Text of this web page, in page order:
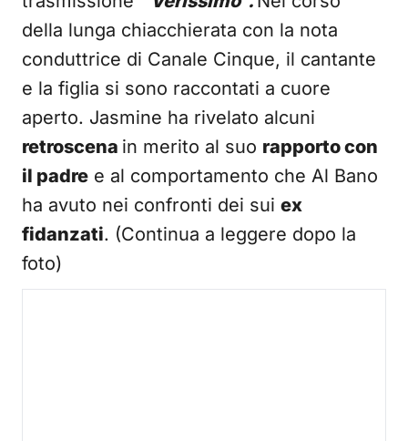
della lunga chiacchierata con la nota
conduttrice di Canale Cinque, il cantante
e la figlia si sono raccontati a cuore
aperto. Jasmine ha rivelato alcuni
retroscena in merito al suo rapporto con
il padre e al comportamento che Al Bano
ha avuto nei confronti dei sui ex
fidanzati. (Continua a leggere dopo la
foto)